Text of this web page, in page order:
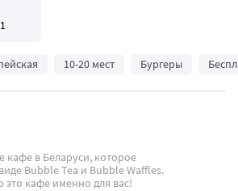
10-20 мест Бургеры
кафе в Беларуси, которое
Bubble Tea и Bubble Waffles.
это кафе именно для вас!